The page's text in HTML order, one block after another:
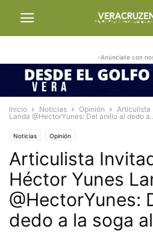
-Anúnciate con
Inicio Noticias Opinión
Articulista
Landa @HectorYunes: Del anillo al dedo
Noticias Opinión
Articulista
Héctor Yunes
@HectorYunes:
dedo a la soga